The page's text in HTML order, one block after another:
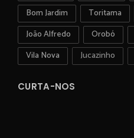
Bom Jardim
Toritama
João Alfredo
Orobó
Vila Nova
Jucazinho
CURTA-NOS